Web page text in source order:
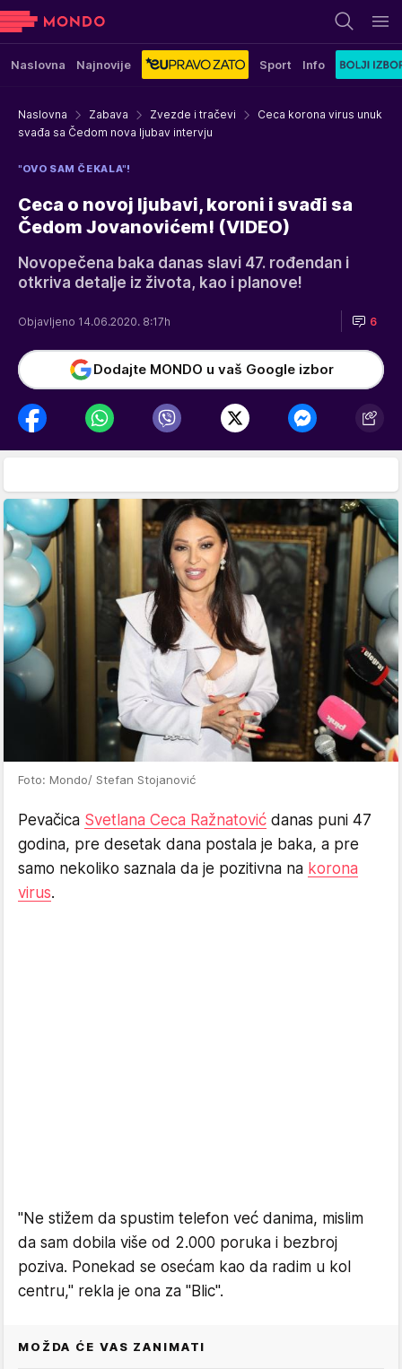
Naslovna Najnovije Sport Info
Naslovna Zabava Zvezde i tračevi
Ceca korona virus unuk
svađa sa Čedom nova ljubav intervju
"OVO SAM ČEKALA"!
Ceca o novoj ljubavi, koroni i svađi sa
Čedom Jovanovićem! (VIDEO)
Novopečena baka danas slavi 47. rođendan i
otkriva detalje iz života, kao i planove!
Objavljeno 14.06.2020. 8:17h 6
Dodajte MONDO u vaš Google izbor
Foto: Mondo/ Stefan Stojanović
Pevačica Svetlana Ceca Ražnatović danas puni 47
godina, pre desetak dana postala je baka, a pre
samo nekoliko saznala da je pozitivna na korona
virus.
"Ne stižem da spustim telefon već danima, mislim
da sam dobila više od 2.000 poruka i bezbroj
poziva. Ponekad se osećam kao da radim u kol
centru," rekla je ona za "Blic".
MOŽDA ĆE VAS ZANIMATI